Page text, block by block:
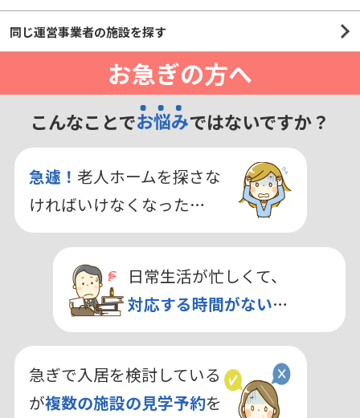
同じ運営事業者の施設を探す
お急ぎの方へ
こんなことでお悩みではないですか？
急遽！ 老人ホームを探さな
ければいけなくなった…
日常生活が忙しくて、
対応する時間がない…
急ぎで入居を検討している
が複数の施設の見学予約を